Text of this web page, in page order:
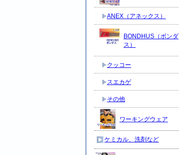
ANEX（アネックス）
BONDHUS（ボンダ
ス）
クッコー
スエカゲ
その他
ワーキングウェア
ケミカル、洗剤など